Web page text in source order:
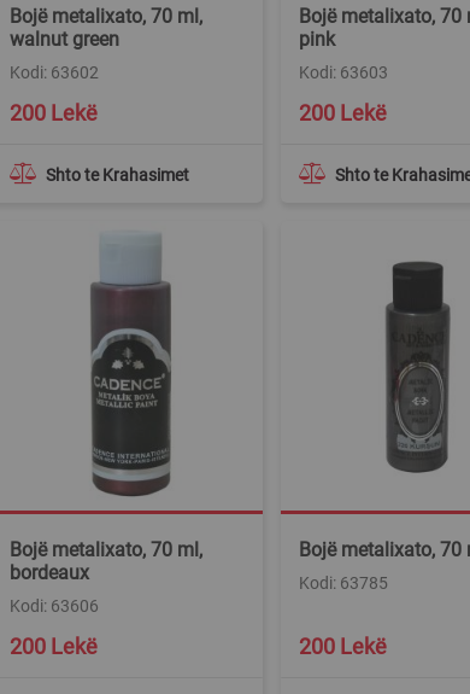
Bojë metalixato, 70 ml,
walnut green
Kodi: 63602
Shto te Krahasimet
200 Lekë
Bojë metalixato, 70
pink
Kodi: 63603
Shto te
200 Lekë
Bojë metalixato, 70 ml,
bordeaux
Kodi: 63606
200 Lekë
Bojë metalixato, 70
Kodi: 63785
200 Lekë